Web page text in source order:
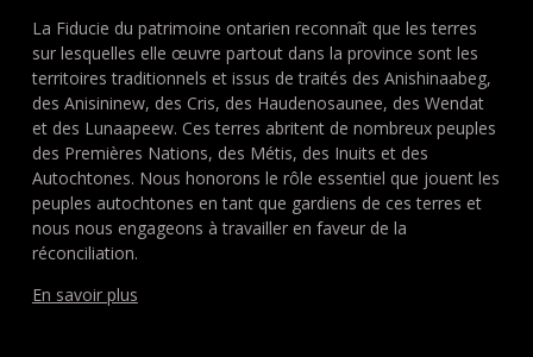
La Fiducie du patrimoine ontarien reconnaît que les terres
sur lesquelles elle œuvre partout dans la province sont les
territoires traditionnels et issus de traités des Anishinaabeg,
des Anisininew, des Cris, des Haudenosaunee, des Wendat
et des Lunaapeew. Ces terres abritent de nombreux peuples
des Premières Nations, des Métis, des Inuits et des
Autochtones. Nous honorons le rôle essentiel que jouent les
peuples autochtones en tant que gardiens de ces terres et
nous nous engageons à travailler en faveur de la
réconciliation.
En savoir plus